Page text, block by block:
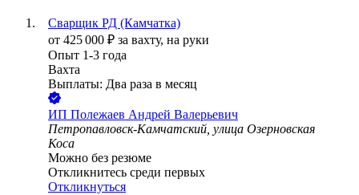
Сварщик РД (Камчатка)
от 425 000 ₽ за вахту, на руки
Опыт 1-3 года
Вахта
Выплаты: Два раза в месяц
ИП Полежаев Андрей Валерьевич
Петропавловск-Камчатский, улица Озерновская
Коса
Можно без резюме
Откликнитесь среди первых
Откликнуться